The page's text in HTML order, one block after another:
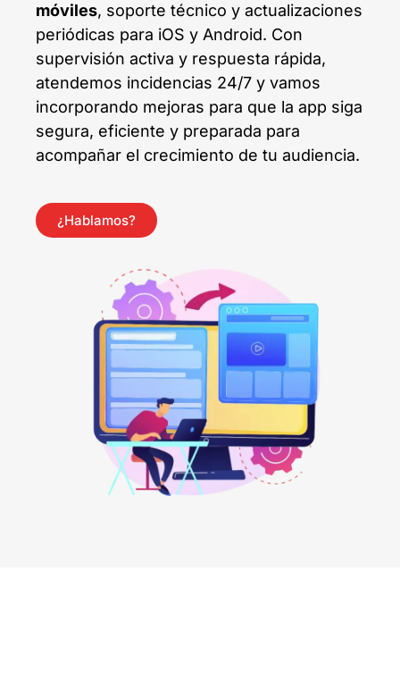
móviles, soporte técnico y actualizaciones
periódicas para iOS y Android. Con
supervisión activa y respuesta rápida,
atendemos incidencias 24/7 y vamos
incorporando mejoras para que la app siga
segura, eficiente y preparada para
acompañar el crecimiento de tu audiencia.
¿Hablamos?